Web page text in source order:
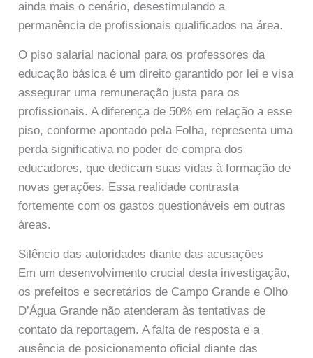
ainda mais o cenário, desestimulando a
permanência de profissionais qualificados na área.
O piso salarial nacional para os professores da
educação básica é um direito garantido por lei e visa
assegurar uma remuneração justa para os
profissionais. A diferença de 50% em relação a esse
piso, conforme apontado pela Folha, representa uma
perda significativa no poder de compra dos
educadores, que dedicam suas vidas à formação de
novas gerações. Essa realidade contrasta
fortemente com os gastos questionáveis em outras
áreas.
Silêncio das autoridades diante das acusações
Em um desenvolvimento crucial desta investigação,
os prefeitos e secretários de Campo Grande e Olho
D’Água Grande não atenderam às tentativas de
contato da reportagem. A falta de resposta e a
ausência de posicionamento oficial diante das